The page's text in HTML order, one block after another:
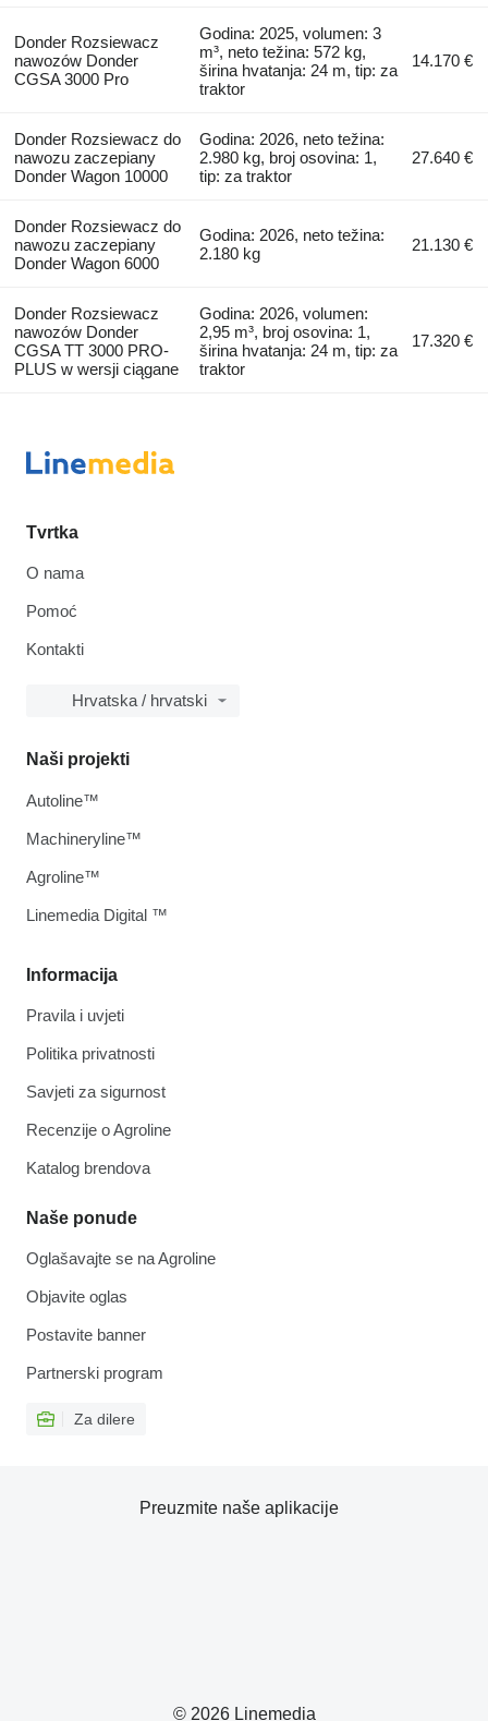
Donder Rozsiewacz
nawozów Donder
CGSA 3000 Pro
Godina: 2025, volumen: 3
m³, neto težina: 572 kg,
širina hvatanja: 24 m, tip: za
traktor
14.170 €
Donder Rozsiewacz do
nawozu zaczepiany
Donder Wagon 10000
Godina: 2026, neto težina:
2.980 kg, broj osovina: 1,
tip: za traktor
27.640 €
Donder Rozsiewacz do
nawozu zaczepiany
Donder Wagon 6000
Godina: 2026, neto težina:
2.180 kg
21.130 €
Donder Rozsiewacz
nawozów Donder
CGSA TT 3000 PRO-
PLUS w wersji ciągane
Godina: 2026, volumen:
2,95 m³, broj osovina: 1,
širina hvatanja: 24 m, tip: za
traktor
17.320 €
Tvrtka
O nama
Pomoć
Kontakti
Hrvatska / hrvatski
Informacija
Pravila i uvjeti
Politika privatnosti
Savjeti za sigurnost
Recenzije o Agroline
Katalog brendova
Naše ponude
Oglašavajte se na Agroline
Objavite oglas
Postavite banner
Partnerski program
Za dilere
Naši projekti
Autoline™
Machineryline™
Agroline™
Linemedia Digital ™
© 2026 Linemedia
Preuzmite naše aplikacije